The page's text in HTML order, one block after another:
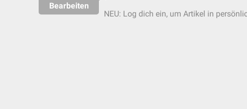
Bearbeiten
NEU: Log dich ein, um Artikel in